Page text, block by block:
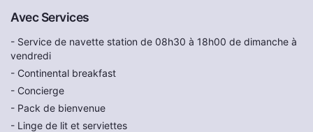
Avec Services
- Service de navette station de 08h30 à 18h00 de dimanche à
vendredi
- Continental breakfast
- Concierge
- Pack de bienvenue
- Linge de lit et serviettes